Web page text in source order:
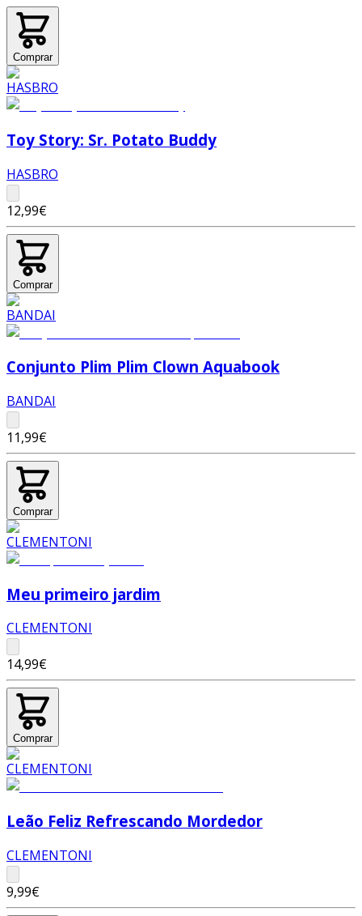
Comprar
Toy Story: Sr. Potato Buddy
HASBRO
12,99€
Comprar
Conjunto Plim Plim Clown Aquabook
BANDAI
11,99€
Comprar
Meu primeiro jardim
CLEMENTONI
14,99€
Comprar
Leão Feliz Refrescando Mordedor
CLEMENTONI
9,99€